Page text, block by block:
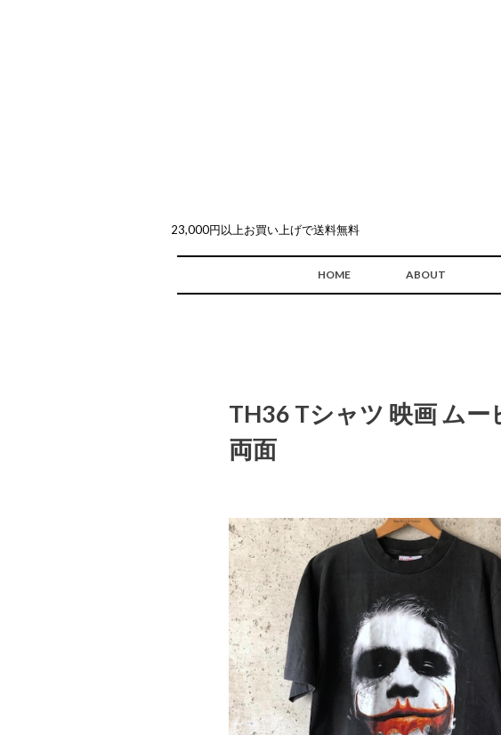
23,000円以上お買い上げで送料無料
HOME ABOUT
TH36 Tシャツ 映画 ム
両面